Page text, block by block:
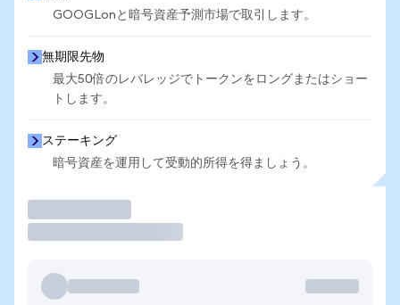
GOOGLonと暗号資産予測市場で取引します。
無期限先物
最大50倍のレバレッジでトークンをロングまたはショー
トします。
ステーキング
暗号資産を運用して受動的所得を得ましょう。